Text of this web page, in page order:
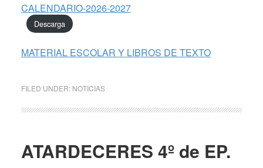
CALENDARIO-2026-2027
Descarga
MATERIAL ESCOLAR Y LIBROS DE TEXTO
FILED UNDER: NOTICIAS
ATARDECERES 4º de EP.